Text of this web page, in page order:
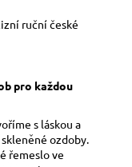
ruční české
pro každou
s láskou a
ozdoby.
řemeslo ve